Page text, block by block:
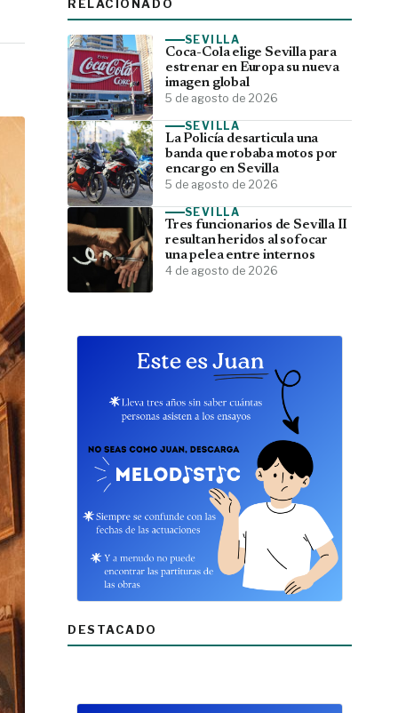
RELACIONADO
SEVILLA
Coca-Cola elige Sevilla para
estrenar en Europa su nueva
imagen global
5 de agosto de 2026
SEVILLA
La Policía desarticula una
banda que robaba motos por
encargo en Sevilla
5 de agosto de 2026
SEVILLA
Tres funcionarios de Sevilla II
resultan heridos al sofocar
una pelea entre internos
4 de agosto de 2026
DESTACADO